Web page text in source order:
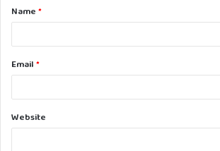
*Name *
Email *
Website